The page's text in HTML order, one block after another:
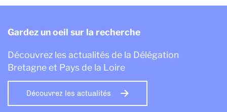
Gardez un oeil sur la recherche
Découvrez les actualités de la Délégation
Bretagne et Pays de la Loire
Découvrez les actualités